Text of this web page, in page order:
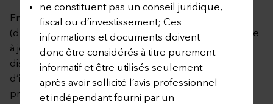
ne constituent pas un conseil juridique,
fiscal ou d’investissement; Ces
informations et documents doivent
donc être considérés à titre purement
informatif et être utilisés seulement
après avoir sollicité l’avis professionnel
et indépendant fourni par un
En cliquant sur le lien ci-dessous, le Preneur
(d’Assurance) peut consulter la dernière version mise
à jour de la liste des Fonds Externes n’étant plus
disponibles aux nouvelles opérations
d’investissement à la date de publication de cette
présente annexe.